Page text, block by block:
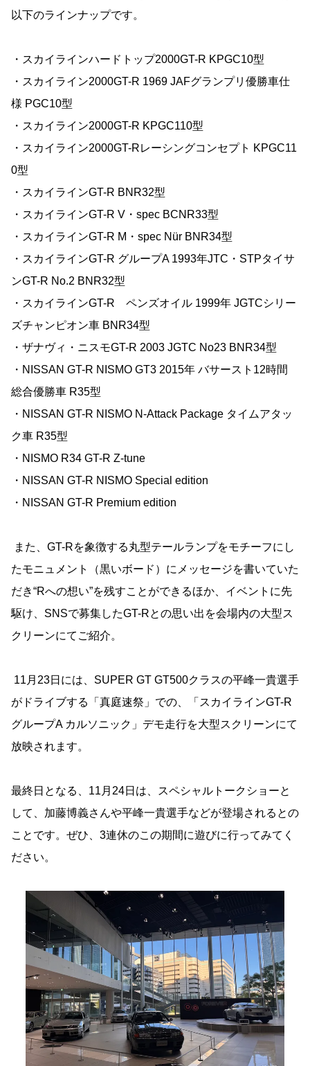
以下のラインナップです。
・スカイラインハードトップ2000GT-R KPGC10型
・スカイライン2000GT-R 1969 JAFグランプリ優勝車仕
様 PGC10型
・スカイライン2000GT-R KPGC110型
・スカイライン2000GT-Rレーシングコンセプト KPGC11
0型
・スカイラインGT-R BNR32型
・スカイラインGT-R V・spec BCNR33型
・スカイラインGT-R M・spec Nür BNR34型
・スカイラインGT-R グループA 1993年JTC・STPタイサ
ンGT-R No.2 BNR32型
・スカイラインGT-R ペンズオイル 1999年 JGTCシリー
ズチャンピオン車 BNR34型
・ザナヴィ・ニスモGT-R 2003 JGTC No23 BNR34型
・NISSAN GT-R NISMO GT3 2015年 バサースト12時間
総合優勝車 R35型
・NISSAN GT-R NISMO N-Attack Package タイムアタッ
ク車 R35型
・NISMO R34 GT-R Z-tune
・NISSAN GT-R NISMO Special edition
・NISSAN GT-R Premium edition
また、GT-Rを象徴する丸型テールランプをモチーフにし
たモニュメント（黒いボード）にメッセージを書いていた
だき“Rへの想い”を残すことができるほか、イベントに先
駆け、SNSで募集したGT-Rとの思い出を会場内の大型ス
クリーンにてご紹介。
11月23日には、SUPER GT GT500クラスの平峰一貴選手
がドライブする「真庭速祭」での、「スカイラインGT-R
グループA カルソニック」デモ走行を大型スクリーンにて
放映されます。
最終日となる、11月24日は、スペシャルトークショーと
して、加藤博義さんや平峰一貴選手などが登場されるとの
ことです。ぜひ、3連休のこの期間に遊びに行ってみてく
ださい。